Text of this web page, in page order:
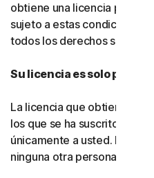
obtiene una licencia para
sujeto a estas condiciones.
todos los derechos sobre el
Su licencia es solo para
La licencia que obtiene
los que se ha suscrito le
únicamente a usted. No
ninguna otra persona.